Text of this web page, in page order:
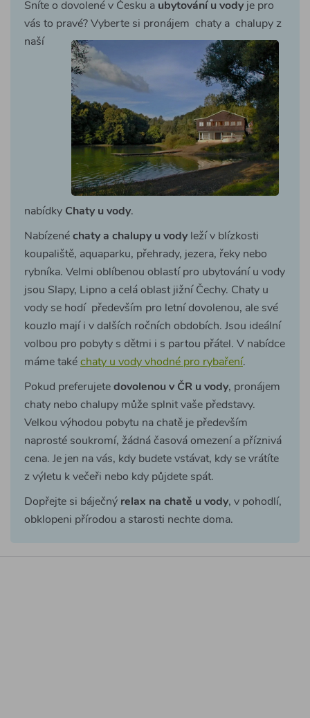
Sníte o dovolené v Česku a ubytování u vody je pro
vás to pravé? Vyberte si pronájem chaty a chalupy z
naší
nabídky Chaty u vody.
Nabízené chaty a chalupy u vody leží v blízkosti
koupaliště, aquaparku, přehrady, jezera, řeky nebo
rybníka. Velmi oblíbenou oblastí pro ubytování u vody
jsou Slapy, Lipno a celá oblast jižní Čechy. Chaty u
vody se hodí především pro letní dovolenou, ale své
kouzlo mají i v dalších ročních obdobích. Jsou ideální
volbou pro pobyty s dětmi i s partou přátel. V nabídce
máme také chaty u vody vhodné pro rybaření.
Pokud preferujete dovolenou v ČR u vody, pronájem
chaty nebo chalupy může splnit vaše představy.
Velkou výhodou pobytu na chatě je především
naprosté soukromí, žádná časová omezení a příznivá
cena. Je jen na vás, kdy budete vstávat, kdy se vrátíte
z výletu k večeři nebo kdy půjdete spát.
Dopřejte si báječný relax na chatě u vody, v pohodlí,
obklopeni přírodou a starosti nechte doma.